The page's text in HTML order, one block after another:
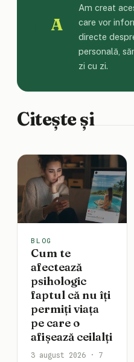
A
Am creat
care vor
directe
personală,
zi cu zi.
Citește și
BLOG
Cum te
afectează
psihologic
faptul că nu îți
permiți viața
pe care o
afișează ceilalți
3 august 2026 · 7